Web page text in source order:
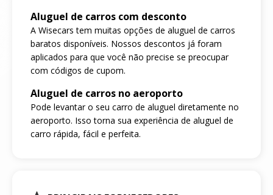
Aluguel de carros com desconto
A Wisecars tem muitas opções de aluguel de carros
baratos disponíveis. Nossos descontos já foram
aplicados para que você não precise se preocupar
com códigos de cupom.
Aluguel de carros no aeroporto
Pode levantar o seu carro de aluguel diretamente no
aeroporto. Isso torna sua experiência de aluguel de
carro rápida, fácil e perfeita.